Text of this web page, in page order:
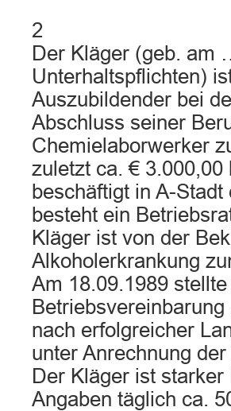
2
Der Kläger (geb. am
Unterhaltspflichten)
Auszubildender bei
Abschluss seiner
Chemielaborwerker
zuletzt ca. €
beschäftigt in A-
besteht ein
Kläger ist von der
Alkoholerkrankung
Am 18.09.1989
nach erfolgreicher
unter Anrechnung
Der Kläger ist
Angaben täglich ca.